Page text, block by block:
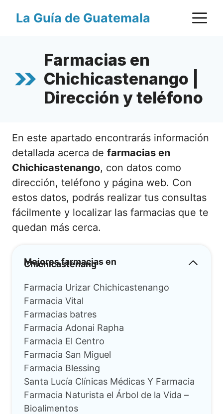
La Guía de Guatemala
Farmacias en
Chichicastenango |
Dirección y teléfono
En este apartado encontrarás información
detallada acerca de farmacias en
Chichicastenango, con datos como
dirección, teléfono y página web. Con
estos datos, podrás realizar tus consultas
fácilmente y localizar las farmacias que te
quedan más cerca.
Mejores farmacias en
Chichicastenang
Farmacia Urizar Chichicastenango
Farmacia Vital
Farmacias batres
Farmacia Adonai Rapha
Farmacia El Centro
Farmacia San Miguel
Farmacia Blessing
Santa Lucía Clínicas Médicas Y Farmacia
Farmacia Naturista el Árbol de la Vida –
Bioalimentos